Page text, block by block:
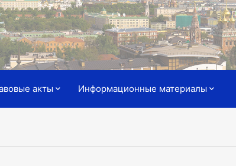
акты Информационные материалы